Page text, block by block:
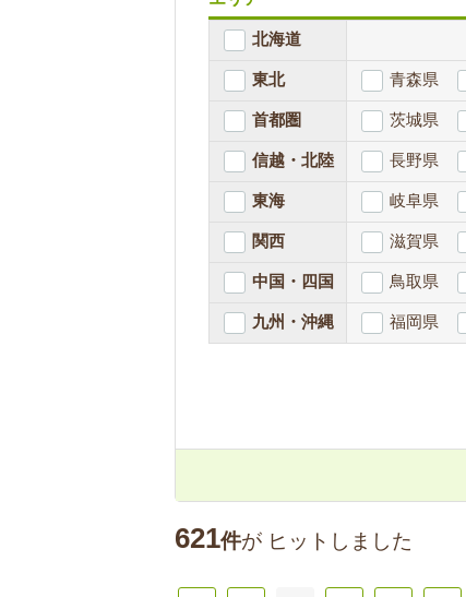
北海道
東北 青森県
首都圏 茨城県
信越・北陸 長野県
東海 岐阜県
関西 滋賀県
中国・四国 鳥取県
九州・沖縄 福岡県
621件が ヒットしました